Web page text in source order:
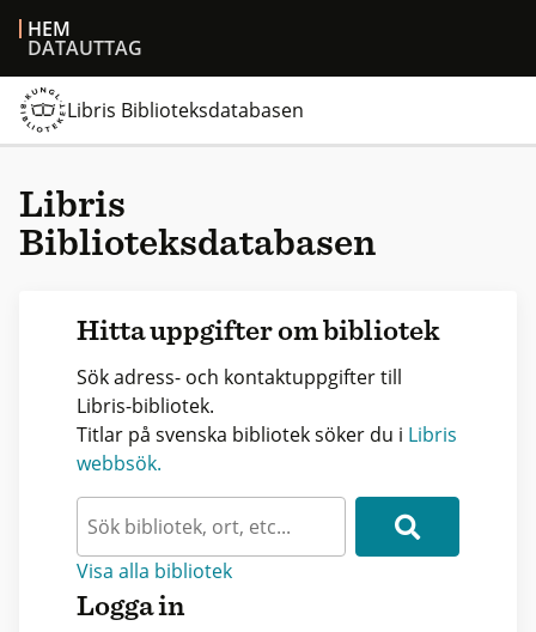
HEM
DATAUTTAG
Libris Biblioteksdatabasen
Libris
Biblioteksdatabasen
Hitta uppgifter om bibliotek
Sök adress- och kontaktuppgifter till
Libris-bibliotek.
Titlar på svenska bibliotek söker du i Libris
webbsök.
Visa alla bibliotek
Logga in